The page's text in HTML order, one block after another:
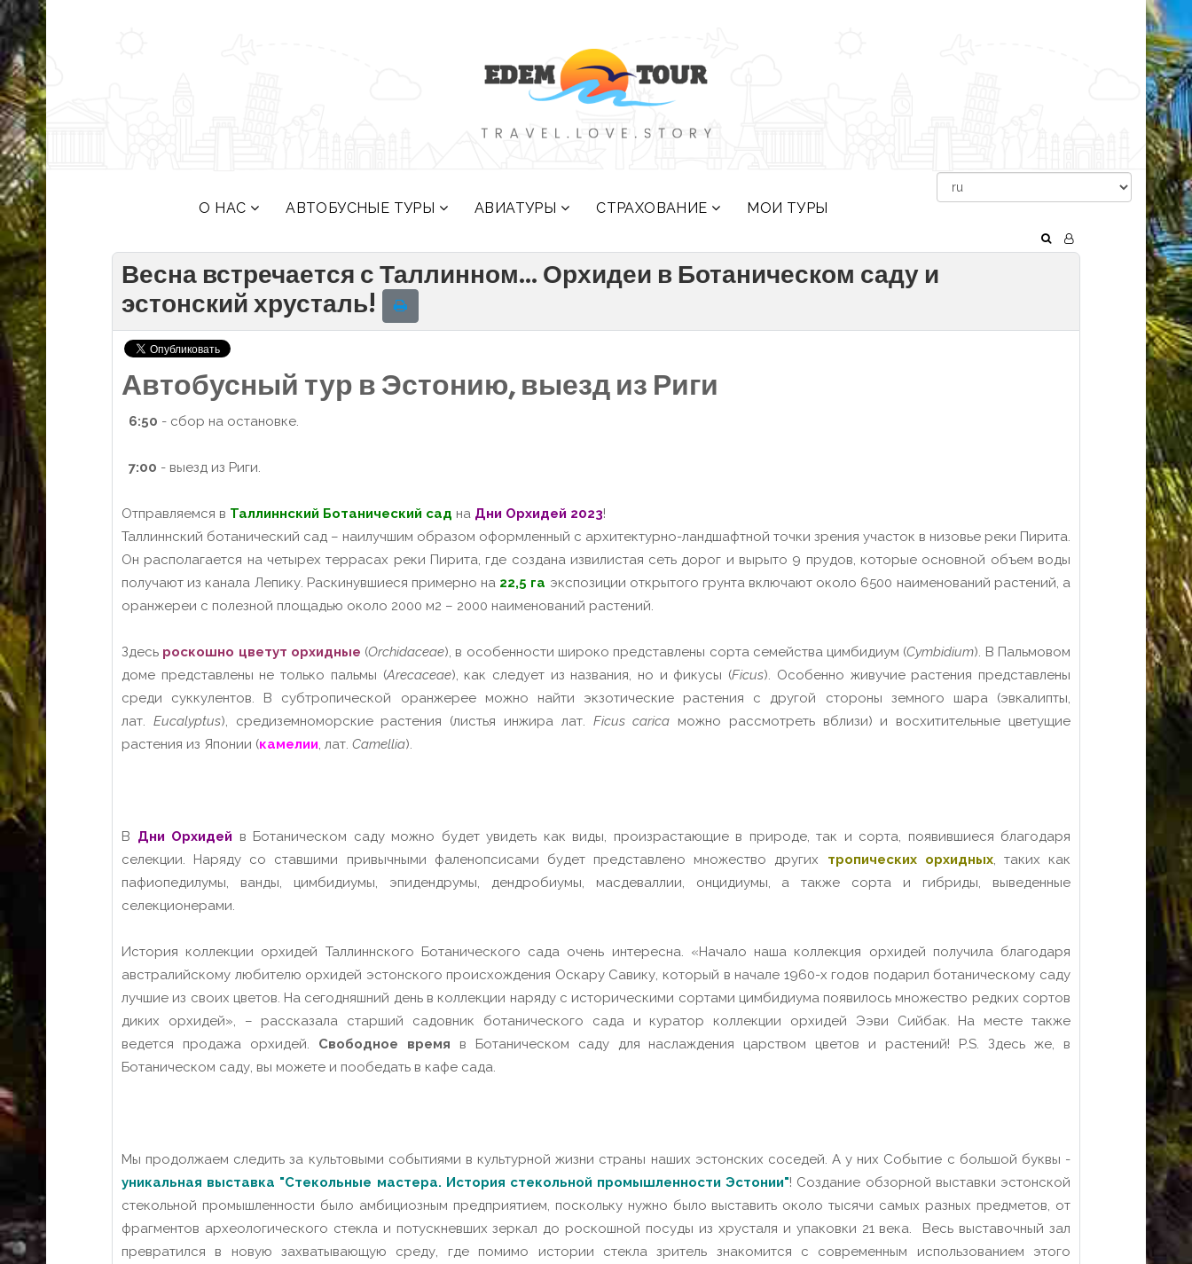
О НАС АВТОБУСНЫЕ ТУРЫ АВИАТУРЫ СТРАХОВАНИЕ МОИ ТУРЫ
Весна встречается с Таллинном... Орхидеи в Ботаническом саду и
эстонский хрусталь!
Автобусный тур в Эстонию, выезд из Риги
6:50 - сбор на остановке.
7:00 - выезд из Риги.
Отправляемся в Таллиннский Ботанический сад на Дни Орхидей 2023!
Таллиннский ботанический сад – наилучшим образом оформленный с архитектурно-ландшафтной точки зрения участок в низовье реки Пирита.
Он располагается на четырех террасах реки Пирита, где создана извилистая сеть дорог и вырыто 9 прудов, которые основной объем воды
получают из канала Лепику. Раскинувшиеся примерно на 22,5 га экспозиции открытого грунта включают около 6500 наименований растений, а
оранжереи с полезной площадью около 2000 м2 – 2000 наименований растений.
Здесь роскошно цветут орхидные (Orchidaceae), в особенности широко представлены сорта семейства цимбидиум (Cymbidium). В Пальмовом
доме представлены не только пальмы (Arecaceae), как следует из названия, но и фикусы (Ficus). Особенно живучие растения представлены
среди суккулентов. В субтропической оранжерее можно найти экзотические растения с другой стороны земного шара (эвкалипты,
лат. Eucalyptus), средиземноморские растения (листья инжира лат. Ficus carica можно рассмотреть вблизи) и восхитительные цветущие
растения из Японии (камелии, лат. Camellia).
В Дни Орхидей в Ботаническом саду можно будет увидеть как виды, произрастающие в природе, так и сорта, появившиеся благодаря
селекции. Наряду со ставшими привычными фаленопсисами будет представлено множество других тропических орхидных, таких как
пафиопедилумы, ванды, цимбидиумы, эпидендрумы, дендробиумы, масдеваллии, онцидиумы, а также сорта и гибриды, выведенные
селекционерами.
История коллекции орхидей Таллиннского Ботанического сада очень интересна. «Начало наша коллекция орхидей получила благодаря
австралийскому любителю орхидей эстонского происхождения Оскару Савику, который в начале 1960-х годов подарил ботаническому саду
лучшие из своих цветов. На сегодняшний день в коллекции наряду с историческими сортами цимбидиума появилось множество редких сортов
диких орхидей», – рассказала старший садовник ботанического сада и куратор коллекции орхидей Ээви Сийбак. На месте также
ведется продажа орхидей. Свободное время в Ботаническом саду для наслаждения царством цветов и растений! P.S. Здесь же, в
Ботаническом саду, вы можете и пообедать в кафе сада.
Мы продолжаем следить за культовыми событиями в культурной жизни страны наших эстонских соседей. А у них Событие с большой буквы -
уникальная выставка "Стекольные мастера. История стекольной промышленности Эстонии"! Создание обзорной выставки эстонской
стекольной промышленности было амбициозным предприятием, поскольку нужно было выставить около тысячи самых разных предметов, от
фрагментов археологического стекла и потускневших зеркал до роскошной посуды из хрусталя и упаковки 21 века.
Весь выставочный зал
превратился в новую захватывающую среду, где помимо истории стекла зритель знакомится с современным использованием этого